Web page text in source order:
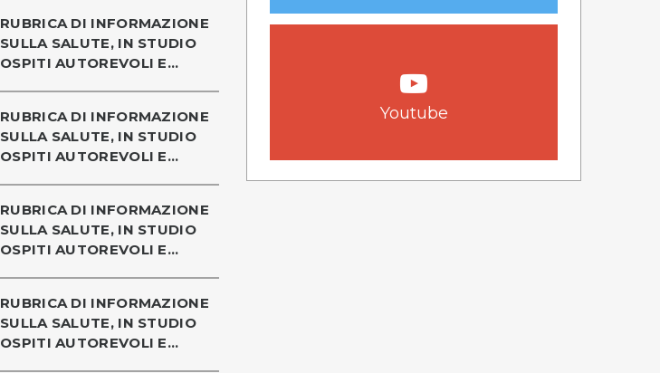
RUBRICA DI INFORMAZIONE
SULLA SALUTE, IN STUDIO
OSPITI AUTOREVOLI E...
RUBRICA DI INFORMAZIONE
SULLA SALUTE, IN STUDIO
OSPITI AUTOREVOLI E...
RUBRICA DI INFORMAZIONE
SULLA SALUTE, IN STUDIO
OSPITI AUTOREVOLI E...
RUBRICA DI INFORMAZIONE
SULLA SALUTE, IN STUDIO
OSPITI AUTOREVOLI E...
Youtube